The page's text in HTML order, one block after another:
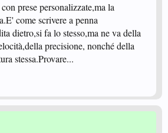
prese personalizzate,ma la
come scrivere a penna
dietro,si fa lo stesso,ma ne va della
precisione, nonché della
stessa.Provare...